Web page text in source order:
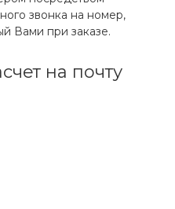
звонка на номер,
Вами при заказе.
на почту